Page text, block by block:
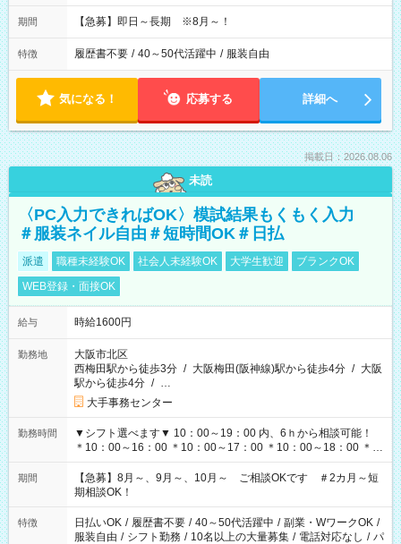
期間 【急募】即日～長期 ※8月～！
特徴 履歴書不要 / 40～50代活躍中 / 服装自由
気になる！ 応募する 詳細へ
掲載日：2026.08.06
未読
〈PC入力できればOK〉模試結果もくもく入力
＃服装ネイル自由＃短時間OK＃日払
派遣 職種未経験OK 社会人未経験OK 大学生歓迎
ブランクOK
WEB登録・面接OK
給与 時給1600円
勤務地
大阪市北区
西梅田駅から徒歩3分 / 大阪梅田(阪神線)駅から徒歩4分 / 大阪
駅から徒歩4分 / …
大手事務センター
勤務時間
▼シフト選べます▼ 10：00～19：00 内、6ｈから相談可能！
＊10：00～16：00 ＊10：00～17：00 ＊10：00～18：00 ＊
11：00～19：00 ＊12：00～19：00 ＊13：00～19：00
期間
【急募】8月～、9月～、10月～ ご相談OKです ＃2カ月～短
期相談OK！
特徴 日払いOK / 履歴書不要 / 40～50代活躍中 / 副業・WワークOK /
服装自由 / シフト勤務 / 10名以上の大量募集 / 電話対応なし / パ